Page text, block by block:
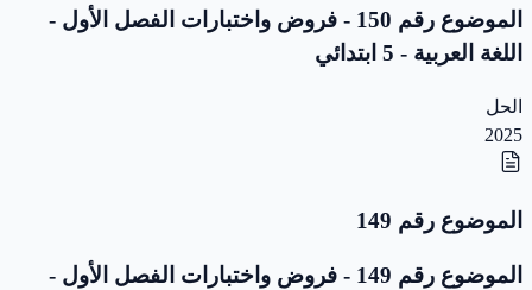
الموضوع رقم 150 - فروض واختبارات الفصل الأول -
اللغة العربية - 5 ابتدائي
الحل
2025
الموضوع رقم 149
الموضوع رقم 149 - فروض واختبارات الفصل الأول -